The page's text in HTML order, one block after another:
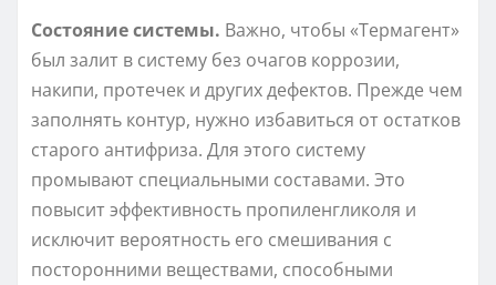
Состояние системы. Важно, чтобы «Термагент»
был залит в систему без очагов коррозии,
накипи, протечек и других дефектов. Прежде чем
заполнять контур, нужно избавиться от остатков
старого антифриза. Для этого систему
промывают специальными составами. Это
повысит эффективность пропиленгликоля и
исключит вероятность его смешивания с
посторонними веществами, способными